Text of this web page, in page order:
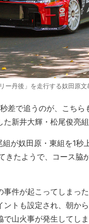
ー丹後」を走行する奴田原
差で追うのが、こちら
た新井大輝・松尾俊亮
が奴田原・東組を1秒
きたようで、コース脇
件が起こってしまっ
ントも設定され、朝か
で山火事が発生してし